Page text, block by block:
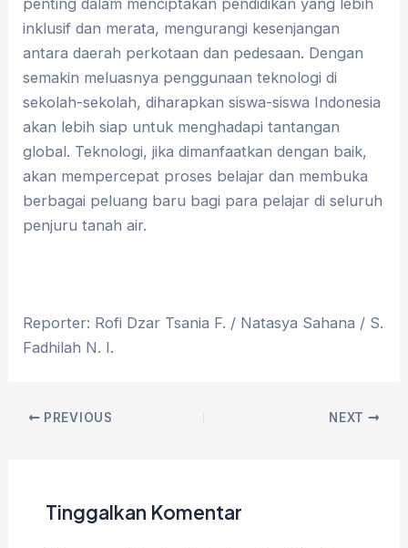
penting dalam menciptakan pendidikan yang lebih
inklusif dan merata, mengurangi kesenjangan
antara daerah perkotaan dan pedesaan. Dengan
semakin meluasnya penggunaan teknologi di
sekolah-sekolah, diharapkan siswa-siswa Indonesia
akan lebih siap untuk menghadapi tantangan
global. Teknologi, jika dimanfaatkan dengan baik,
akan mempercepat proses belajar dan membuka
berbagai peluang baru bagi para pelajar di seluruh
penjuru tanah air.
Reporter: Rofi Dzar Tsania F. / Natasya Sahana / S.
Fadhilah N. I.
PREVIOUS NEXT
Tinggalkan Komentar